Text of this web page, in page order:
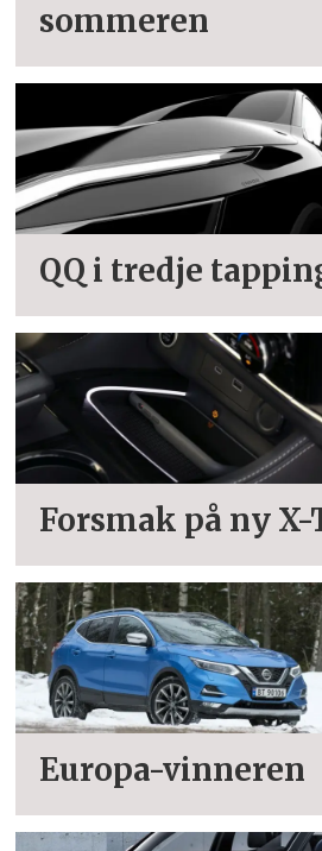
sommeren
QQ i tredje
Forsmak på ny
Europa-vinneren